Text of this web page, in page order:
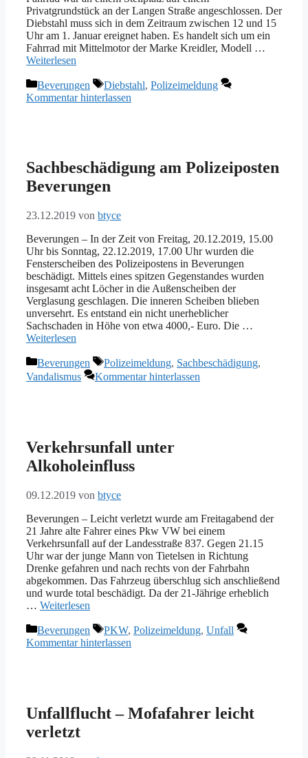
Privatgrundstück an der Langen Straße angeschlossen. Der
Diebstahl muss sich in dem Zeitraum zwischen 12 und 15
Uhr am 1. Januar ereignet haben. Es handelt sich um ein
Fahrrad mit Mittelmotor der Marke Kreidler, Modell …
Weiterlesen
Kategorien
Beverungen Schlagwörter
Diebstahl, Polizeimeldung
Kommentar hinterlassen
Sachbeschädigung am Polizeiposten
Beverungen
23.12.2019 von btyce
Beverungen – In der Zeit von Freitag, 20.12.2019, 15.00
Uhr bis Sonntag, 22.12.2019, 17.00 Uhr wurden die
Fensterscheiben des Polizeipostens in Beverungen
beschädigt. Mittels eines spitzen Gegenstandes wurden
insgesamt acht Löcher in die Außenscheiben der
Verglasung geschlagen. Die inneren Scheiben blieben
unversehrt. Es entstand ein nicht unerheblicher
Sachschaden in Höhe von etwa 4000,- Euro. Die …
Weiterlesen
Kategorien
Beverungen Schlagwörter
Polizeimeldung, Sachbeschädigung,
Vandalismus
Kommentar hinterlassen
Verkehrsunfall unter
Alkoholeinfluss
09.12.2019 von btyce
Beverungen – Leicht verletzt wurde am Freitagabend der
21 Jahre alte Fahrer eines Pkw VW bei einem
Verkehrsunfall auf der Landesstraße 837. Gegen 21.15
Uhr war der junge Mann von Tietelsen in Richtung
Drenke gefahren und nach rechts von der Fahrbahn
abgekommen. Das Fahrzeug überschlug sich anschließend
und wurde total beschädigt. Da der 21-Jährige erheblich
… Weiterlesen
Kategorien
Beverungen Schlagwörter
PKW, Polizeimeldung, Unfall
Kommentar hinterlassen
Unfallflucht – Mofafahrer leicht
verletzt